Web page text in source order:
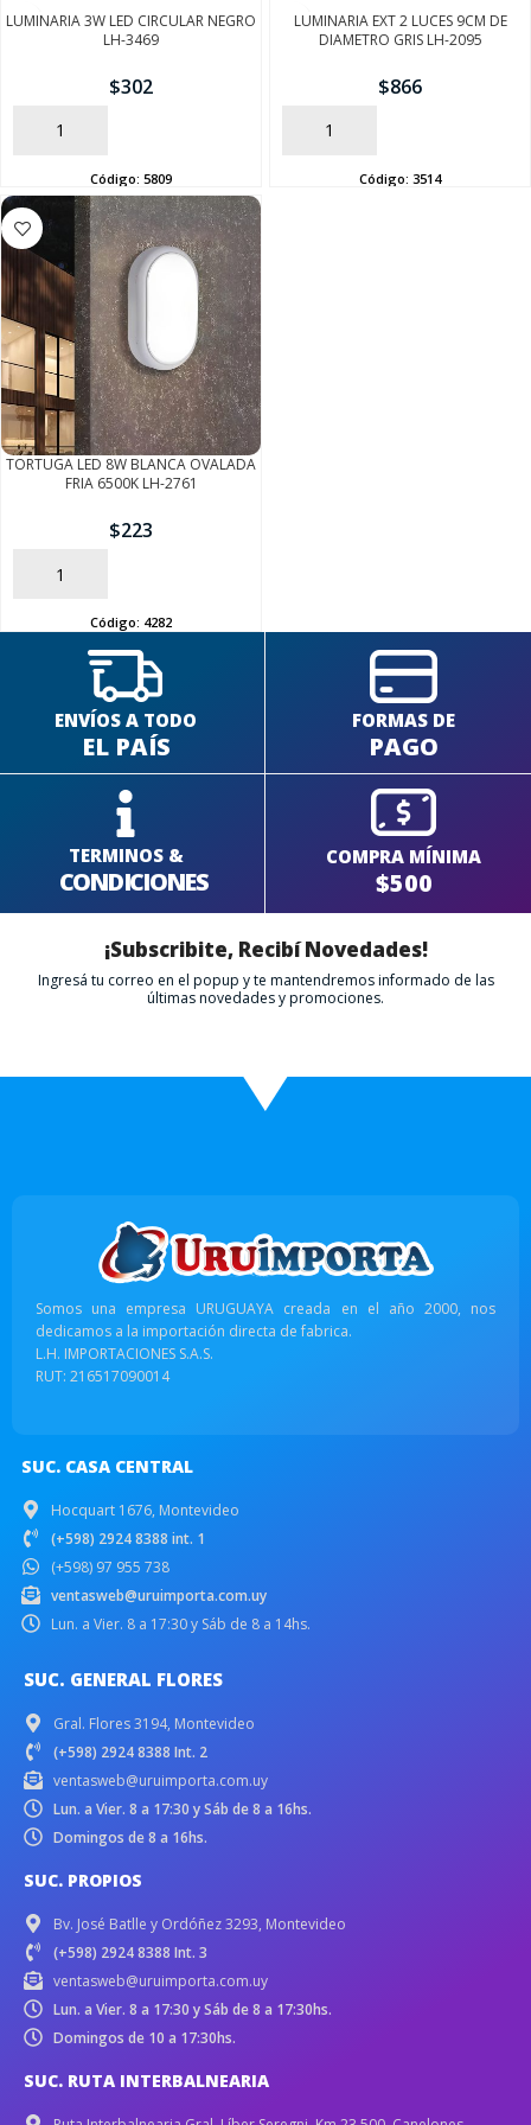
LUMINARIA 3W LED CIRCULAR NEGRO
LH-3469
$302
AÑADIR
Código: 5809
LUMINARIA EXT 2 LUCES 9CM DE
DIAMETRO GRIS LH-2095
$866
AÑADIR
Código: 3514
TORTUGA LED 8W BLANCA OVALADA
FRIA 6500K LH-2761
$223
AÑADIR
Código: 4282
ENVÍOS A TODO
EL PAÍS
FORMAS DE
PAGO
TERMINOS &
CONDICIONES
COMPRA MÍNIMA
$500
¡Subscribite, Recibí Novedades!
Ingresá tu correo en el popup y te mantendremos informado de las
últimas novedades y promociones.
Somos una empresa URUGUAYA creada en el año 2000, nos
dedicamos a la importación directa de fabrica.
L.H. IMPORTACIONES S.A.S.
RUT: 216517090014
SUC. CASA CENTRAL
Hocquart 1676, Montevideo
(+598) 2924 8388 int. 1
(+598) 97 955 738
ventasweb@uruimporta.com.uy
Lun. a Vier. 8 a 17:30 y Sáb de 8 a 14hs.
SUC. GENERAL FLORES
Gral. Flores 3194, Montevideo
(+598) 2924 8388 Int. 2
ventasweb@uruimporta.com.uy
Lun. a Vier. 8 a 17:30 y Sáb de 8 a 16hs.
Domingos de 8 a 16hs.
SUC. PROPIOS
Bv. José Batlle y Ordóñez 3293, Montevideo
(+598) 2924 8388 Int. 3
ventasweb@uruimporta.com.uy
Lun. a Vier. 8 a 17:30 y Sáb de 8 a 17:30hs.
Domingos de 10 a 17:30hs.
SUC. RUTA INTERBALNEARIA
SEGUÍ COMPRANDO
FINALIZÁ TU COMPRA